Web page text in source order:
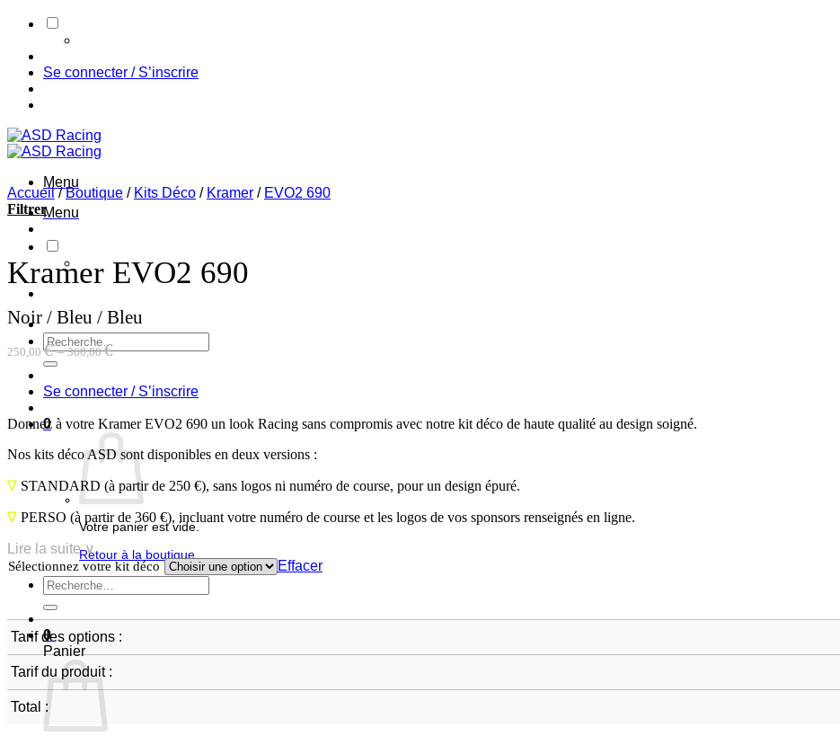
Passer
contenu
Se connecter / S’inscrire
Menu
Menu
Recherche
pour :
Se connecter / S’inscrire
0
Votre panier est vide.
Retour à la boutique
Recherche
pour :
0
Panier
Accueil / Boutique / Kits Déco / Kramer / EVO2 690
Filtrer
Kramer EVO2 690
Noir / Bleu / Bleu
250,00€–360,00€
Donnez à votre Kramer EVO2 690 un look Racing sans compromis avec notre kit déco de haute qualité au design soigné.
Nos kits déco ASD sont disponibles en deux versions :
∇ STANDARD (à partir de 250 €), sans logos ni numéro de course, pour un design épuré.
∇ PERSO (à partir de 360 €), incluant votre numéro de course et les logos de vos sponsors renseignés en ligne.
Lire la suite ∨
Sélectionnez votre kit déco Effacer
Tarif des options :
Tarif du produit :
Total :